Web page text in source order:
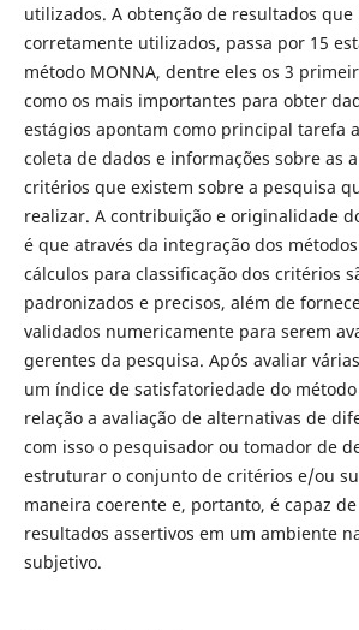
utilizados. A obtenção de resultados que
corretamente utilizados, passa por 15
método MONNA, dentre eles os 3
como os mais importantes para obter
estágios apontam como principal tarefa
coleta de dados e informações sobre as
critérios que existem sobre a pesquisa
realizar. A contribuição e originalidade
é que através da integração dos métodos
cálculos para classificação dos critérios
padronizados e precisos, além de
validados numericamente para serem
gerentes da pesquisa. Após avaliar
um índice de satisfatoriedade do
relação a avaliação de alternativas de
com isso o pesquisador ou tomador de
estruturar o conjunto de critérios e/ou
maneira coerente e, portanto, é capaz
resultados assertivos em um ambiente
subjetivo.